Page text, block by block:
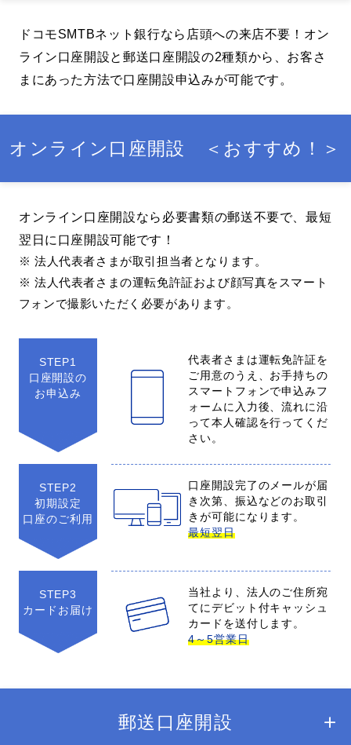
ドコモSMTBネット銀行なら店頭への来店不要！ オン
ライン口座開設と郵送口座開設の2種類から、お客さ
まにあった方法で口座開設申込みが可能です。
オンライン口座開設 ＜おすすめ！＞
オンライン口座開設なら必要書類の郵送不要で、最短
翌日に口座開設可能です！
※ 法人代表者さまが取引担当者となります。
※ 法人代表者さまの運転免許証および顔写真をスマート
フォンで撮影いただく必要があります。
STEP1
口座開設の
お申込み
代表者さまは運転免許証を
ご用意のうえ、お手持ちの
スマートフォンで申込みフ
ォームに入力後、流れに沿
って本人確認を行ってくだ
さい。
STEP2
初期設定
口座のご利用
口座開設完了のメールが届
き次第、振込などのお取引
きが可能になります。
最短翌日
STEP3
カードお届け
当社より、法人のご住所宛
てにデビット付キャッシュ
カードを送付します。
4～5営業日
郵送口座開設